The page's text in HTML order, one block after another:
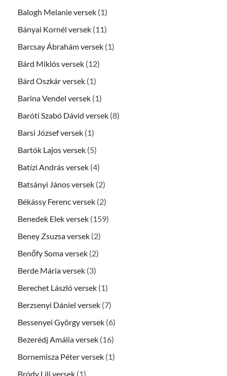
Balogh Melanie versek (1)
Bányai Kornél versek (11)
Barcsay Ábrahám versek (1)
Bárd Miklós versek (12)
Bárd Oszkár versek (1)
Barina Vendel versek (1)
Baróti Szabó Dávid versek (8)
Barsi József versek (1)
Bartók Lajos versek (5)
Batízi András versek (4)
Batsányi János versek (2)
Békássy Ferenc versek (2)
Benedek Elek versek (159)
Beney Zsuzsa versek (2)
Benőfy Soma versek (2)
Berde Mária versek (3)
Berechet László versek (1)
Berzsenyi Dániel versek (7)
Bessenyei György versek (6)
Bezerédj Amália versek (16)
Bornemisza Péter versek (1)
Bródy Lili versek (1)